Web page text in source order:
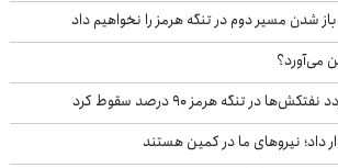
شدن مسیر دوم در تنگه هرمز را نخواهیم داد
می‌آورد؟
در تنگه هرمز ۹۰ درصد سقوط کرد
نیروهای ما در کمین هستند